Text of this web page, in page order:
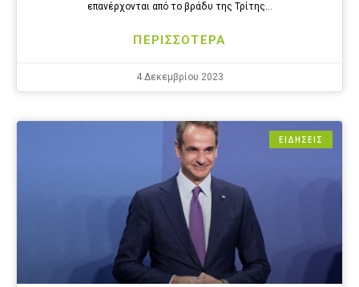
επανέρχονται από το βράδυ της Τρίτης…
ΠΕΡΙΣΣΟΤΕΡΑ
4 Δεκεμβρίου 2023
ΕΙΔΗΣΕΙΣ